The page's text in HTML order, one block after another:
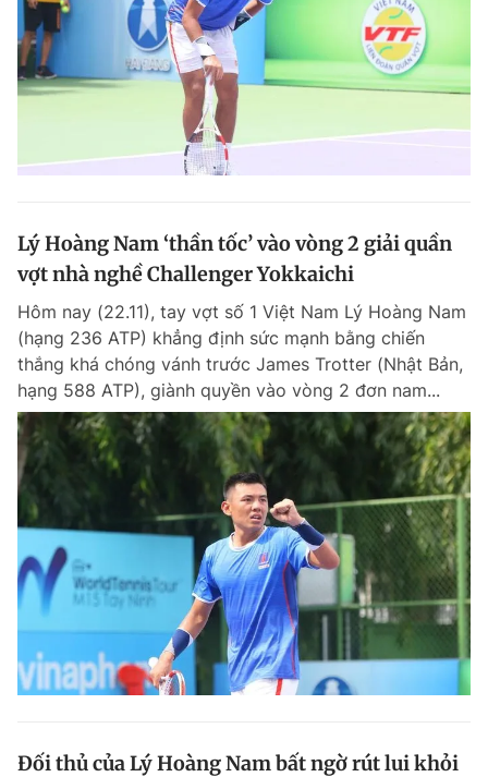
Lý Hoàng Nam ‘thần tốc’ vào vòng 2 giải quần
vợt nhà nghề Challenger Yokkaichi
Hôm nay (22.11), tay vợt số 1 Việt Nam Lý Hoàng Nam
(hạng 236 ATP) khẳng định sức mạnh bằng chiến
thắng khá chóng vánh trước James Trotter (Nhật Bản,
hạng 588 ATP), giành quyền vào vòng 2 đơn nam...
Đối thủ của Lý Hoàng Nam bất ngờ rút lui khỏi